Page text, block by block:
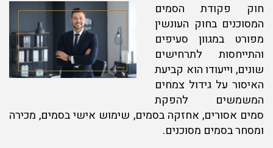
חוק פקודת הסמים
המסוכנים בחוק העונשין
מפורט במגוון סעיפים
והתייחסות לתרחישים
שונים, וייעודו הוא קביעת
האיסור על גידול צמחים
המשמשים להפקת
סמים אסורים, אחזקה בסמים, שימוש אישי בסמים, מכירה
ומסחר בסמים מסוכנים.